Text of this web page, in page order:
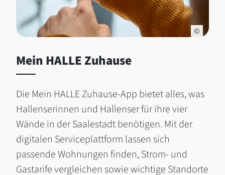
Mein HALLE Zuhause
Die Mein HALLE Zuhause-App bietet alles, was
Hallenserinnen und Hallenser für ihre vier
Wände in der Saalestadt benötigen. Mit der
digitalen Serviceplattform lassen sich
passende Wohnungen finden, Strom- und
Gastarife vergleichen sowie wichtige Standorte